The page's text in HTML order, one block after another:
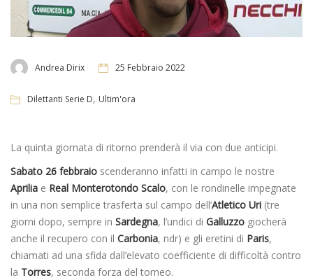
Andrea Dirix 25 Febbraio 2022
Dilettanti Serie D, Ultim'ora
La quinta giornata di ritorno prenderà il via con due anticipi.
Sabato 26 febbraio scenderanno infatti in campo le nostre
Aprilia e Real Monterotondo Scalo, con le rondinelle impegnate
in una non semplice trasferta sul campo dell’Atletico Uri (tre
giorni dopo, sempre in Sardegna, l’undici di Galluzzo giocherà
anche il recupero con il Carbonia, ndr) e gli eretini di Paris,
chiamati ad una sfida dall’elevato coefficiente di difficoltà contro
la Torres, seconda forza del torneo.